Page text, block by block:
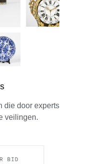
die door experts
veilingen.